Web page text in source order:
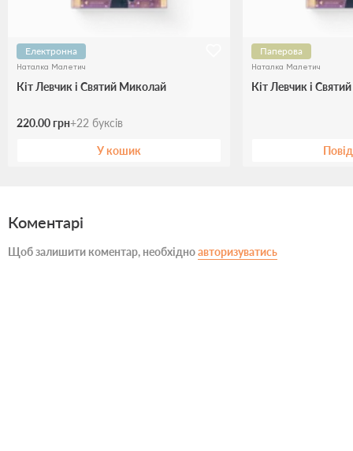
Електронна
Наталка Малетич
Кіт Левчик і Святий Миколай
220.00 грн+22 буксів
У кошик
Паперова
Наталка Малетич
Кіт Левчик і
Коментарі
Щоб залишити коментар, необхідноавторизуватись